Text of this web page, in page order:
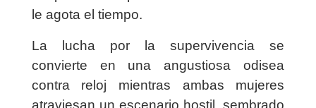
le agota el tiempo.
La lucha por la supervivencia se
convierte en una angustiosa odisea
contra reloj mientras ambas mujeres
atraviesan un escenario hostil, sembrado